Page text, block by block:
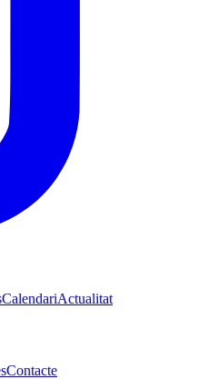
CalendariActualitat
Contacte